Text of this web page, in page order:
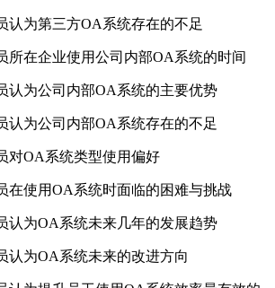
认为第三方OA系统存在的不足
所在企业使用公司内部OA系统的时间
认为公司内部OA系统的主要优势
认为公司内部OA系统存在的不足
对OA系统类型使用偏好
在使用OA系统时面临的困难与挑战
认为OA系统未来几年的发展趋势
认为OA系统未来的改进方向